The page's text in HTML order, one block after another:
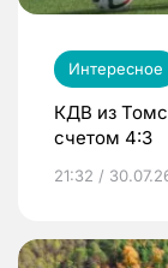
Интересное
КДВ из
счетом 4:3
21:32 /